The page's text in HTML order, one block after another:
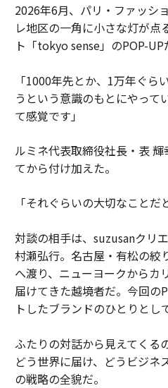
2026年6月、パリ・ファッシ
レ地区の一角に小さな灯が点
ト「tokyo sense」のPOP-UP
「1000年先とか、1万年ぐら
うという意識のもとにやって
て感覚です」
ルミネ代表取締役社長・表
てから付け加えた。
「それぐらいの大切なことだ
対談の相手は、suzusanクリ
村瀬弘行。名古屋・有松の絞
へ渡り、ニューヨークからカ
届けてきた越境者だ。今回の
トしたブランドのひとりとし
ふたりの対話から見えてくる
どう世界に届け、どうビジネ
の戦略の全貌だ。